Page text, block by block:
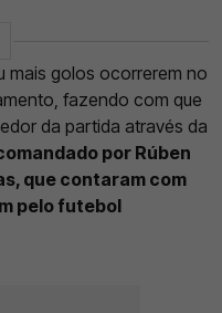
mais golos ocorrerem no
fazendo com que
da partida através da
por Rúben
que contaram com
pelo futebol